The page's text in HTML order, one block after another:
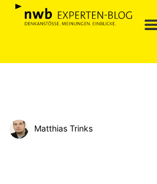
Matthias Trinks